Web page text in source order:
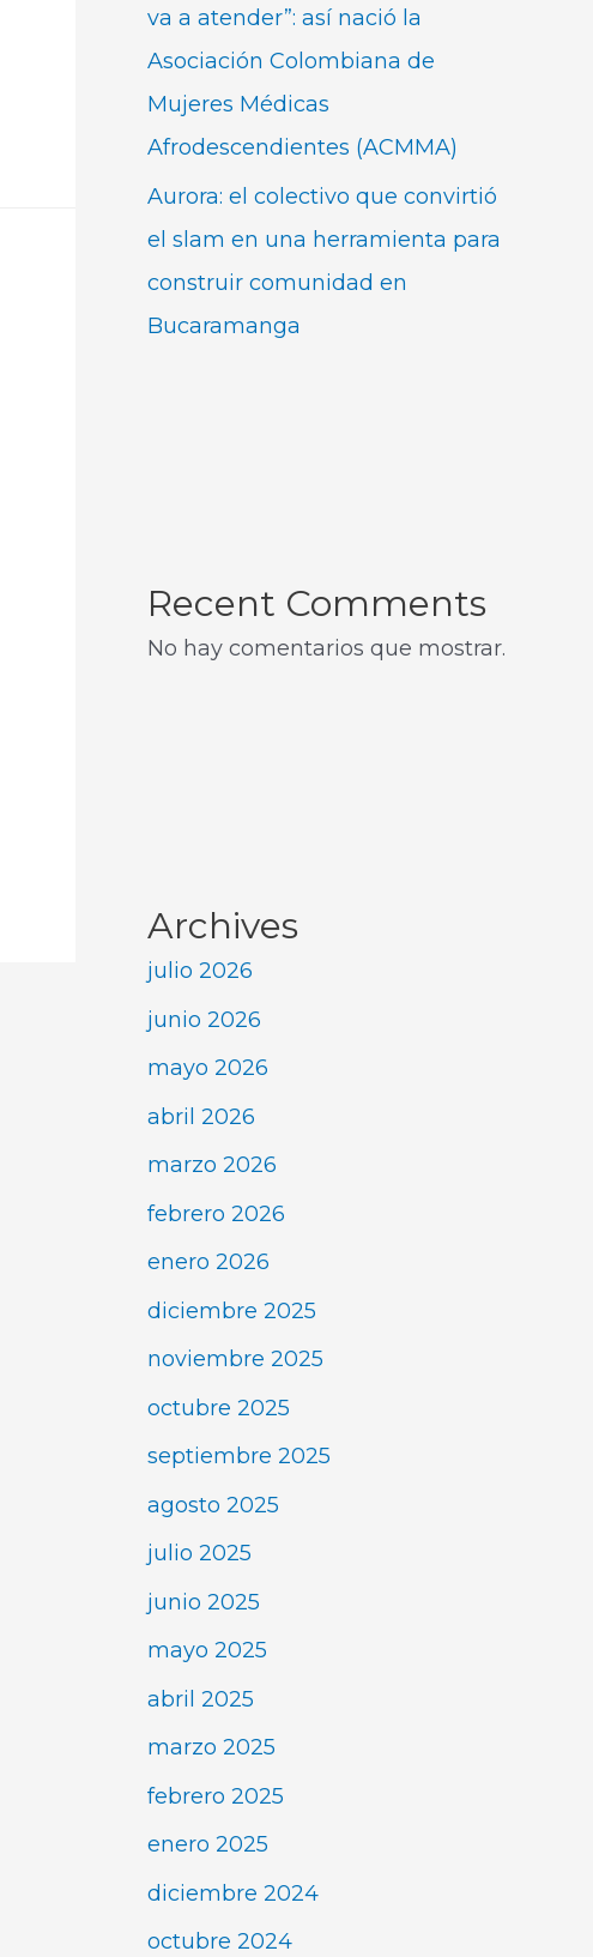
va a atender”: así nació la
Asociación Colombiana de
Mujeres Médicas
Afrodescendientes (ACMMA)
Aurora: el colectivo que convirtió
el slam en una herramienta para
construir comunidad en
Bucaramanga
Recent Comments
No hay comentarios que mostrar.
Archives
julio 2026
junio 2026
mayo 2026
abril 2026
marzo 2026
febrero 2026
enero 2026
diciembre 2025
noviembre 2025
octubre 2025
septiembre 2025
agosto 2025
julio 2025
junio 2025
mayo 2025
abril 2025
marzo 2025
febrero 2025
enero 2025
diciembre 2024
octubre 2024